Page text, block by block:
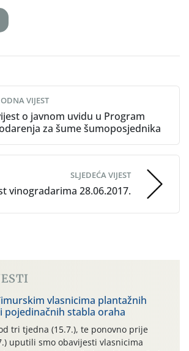
VIJEST
o javnom uvidu u Program
za šume šumoposjednika
SLJEDEĆA VIJEST
vinogradarima 28.06.2017.
vlasnicima plantažnih
pojedinačnih stabla oraha
tri tjedna (15.7.), te ponovno prije
uputili smo obavijesti vlasnicima